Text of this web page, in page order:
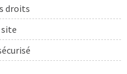
droits
site